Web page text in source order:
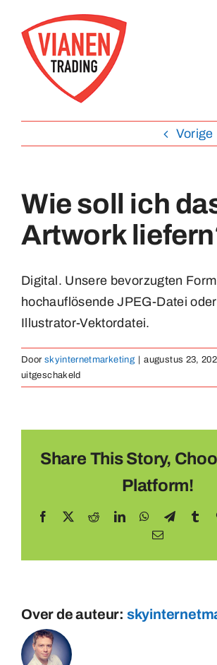
naar
inhoud
Pins
Abzeichen
Schlüsselanhänger
Magnete
Kontakt
Vorige
Wie soll ich
Artwork
Digital. Unsere bevorzugten
hochauflösende JPEG-Datei
Illustrator-Vektordatei.
Door skyinternetmarketing | augustus 23,
uitgeschakeldvoor
Wie
Artwork
liefern?
Share This Story,
Platform!
Facebook RedditLinkedInWhatsApp
E-
Over de auteur: